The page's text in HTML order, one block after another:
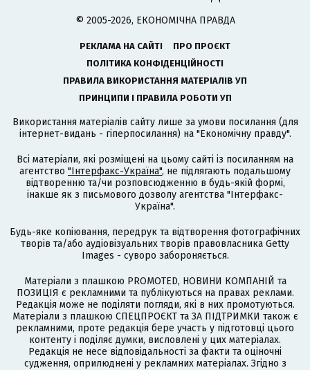
© 2005-2026, ЕКОНОМІЧНА ПРАВДА
РЕКЛАМА НА САЙТІ
ПРО ПРОЄКТ
ПОЛІТИКА КОНФІДЕНЦІЙНОСТІ
ПРАВИЛА ВИКОРИСТАННЯ МАТЕРІАЛІВ УП
ПРИНЦИПИ І ПРАВИЛА РОБОТИ УП
Використання матеріалів сайту лише за умови посилання (для
інтернет-видань - гіперпосилання) на "Економічну правду".
Всі матеріали, які розміщені на цьому сайті із посиланням на
агентство "Інтерфакс-Україна", не підлягають подальшому
відтворенню та/чи розповсюдженню в будь-якій формі,
інакше як з письмового дозволу агентства "Інтерфакс-
Україна".
Будь-яке копіювання, передрук та відтворення фотографічних
творів та/або аудіовізуальних творів правовласника Getty
Images - суворо забороняється.
Матеріали з плашкою PROMOTED, НОВИНИ КОМПАНІЙ та
ПОЗИЦІЯ є рекламними та публікуються на правах реклами.
Редакція може не поділяти погляди, які в них промотуються.
Матеріали з плашкою СПЕЦПРОЄКТ та ЗА ПІДТРИМКИ також є
рекламними, проте редакція бере участь у підготовці цього
контенту і поділяє думки, висловлені у цих матеріалах.
Редакція не несе відповідальності за факти та оціночні
судження, оприлюднені у рекламних матеріалах. Згідно з